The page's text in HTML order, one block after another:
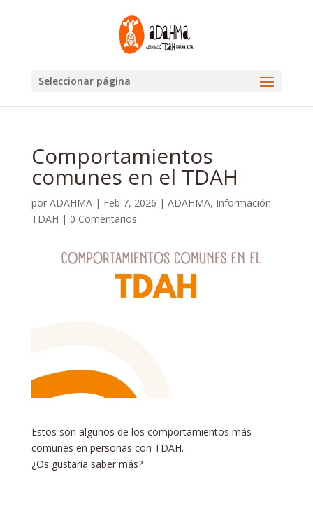
Seleccionar página
Comportamientos
comunes en el TDAH
por ADAHMA| Feb 7, 2026 | ADAHMA, Información
TDAH | 0 Comentarios
Estos son algunos de los comportamientos más
comunes en personas con TDAH.
¿Os gustaría saber más?